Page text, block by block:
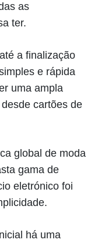
as
ter.
a finalização
e rápida
uma ampla
cartões de
global de moda
gama de
eletrónico foi
há uma